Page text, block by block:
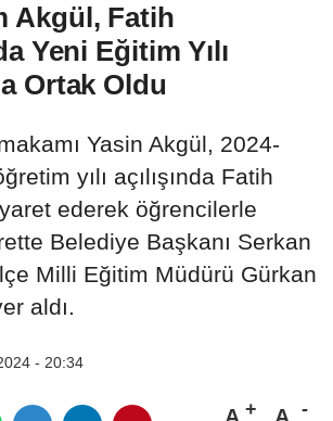
Akgül, Fatih
Yeni Eğitim Yılı
Ortak Oldu
Yasin Akgül, 2024-
yılı açılışında Fatih
ederek öğrencilerle
Belediye Başkanı Serkan
Milli Eğitim Müdürü Gürkan
aldı.
- 20:34